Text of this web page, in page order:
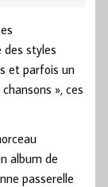
des styles
et parfois un
», ces
album de
passerelle